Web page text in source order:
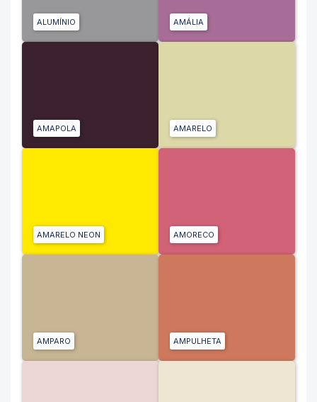
ALUMÍNIO AMÁLIA
AMAPOLA AMARELO
AMARELO NEON AMORECO
AMPARO AMPULHETA